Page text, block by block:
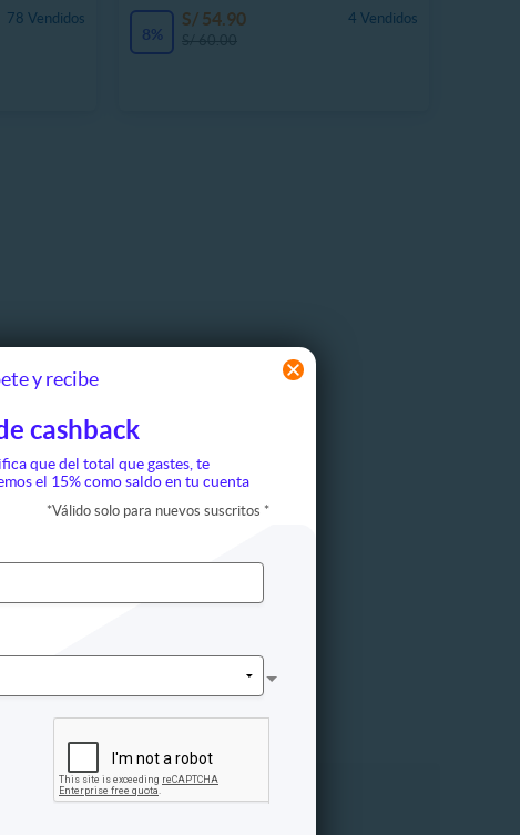
y recibe
cashback
que del total que gastes, te
el 15% como saldo en tu cuenta
*Válido solo para nuevos suscritos *
78 Vendidos
8%
4 Vendidos
S/ 54.90